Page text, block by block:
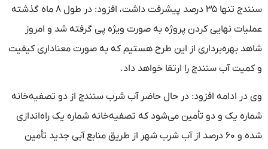
سنندج تنها ۳۵ درصد پیشرفت داشت، افزود: در طول ۸ ماه گذشته
عملیات نهایی کردن پروژه به صورت ویژه پی گرفته شد و امروز
شاهد بهره‌برداری از این طرح هستیم که به صورت معناداری کیفیت
و کمیت آب سنندج را ارتقا خواهد داد.
وی در ادامه افزود: در حال حاضر آب شرب سنندج از دو تصفیه‌خانه
شماره یک و دو تأمین می‌شود که تصفیه‌خانه شماره یک راه‌اندازی
شده و ۶۰ درصد از آب شرب شهر از طریق منابع آبی جدید تأمین